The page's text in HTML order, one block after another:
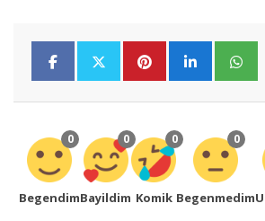
0
Begendim
0
Bayildim
0
Komik
0
Begenmedim